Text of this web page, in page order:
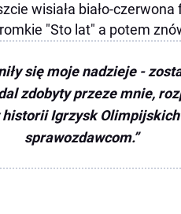
wisiała biało-czerwona
"Sto lat" a potem
się moje nadzieje -
zdobyty przeze mnie,
Igrzysk
sprawozdawcom.